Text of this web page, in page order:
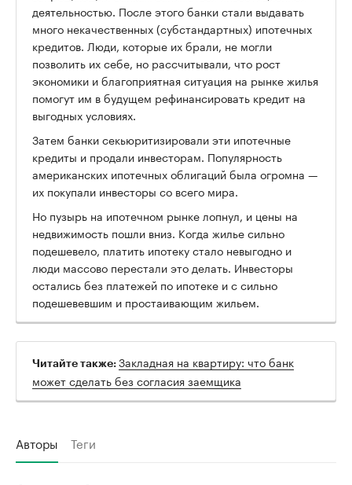
деятельностью. После этого банки стали выдавать
много некачественных (субстандартных) ипотечных
кредитов. Люди, которые их брали, не могли
позволить их себе, но рассчитывали, что рост
экономики и благоприятная ситуация на рынке жилья
помогут им в будущем рефинансировать кредит на
выгодных условиях.
Затем банки секьюритизировали эти ипотечные
кредиты и продали инвесторам. Популярность
американских ипотечных облигаций была огромна —
их покупали инвесторы со всего мира.
Но пузырь на ипотечном рынке лопнул, и цены на
недвижимость пошли вниз. Когда жилье сильно
подешевело, платить ипотеку стало невыгодно и
люди массово перестали это делать. Инвесторы
остались без платежей по ипотеке и с сильно
подешевевшим и простаивающим жильем.
Читайте также: Закладная на квартиру: что банк
может сделать без согласия заемщика
Авторы Теги